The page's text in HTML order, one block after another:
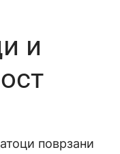
и
поврзани